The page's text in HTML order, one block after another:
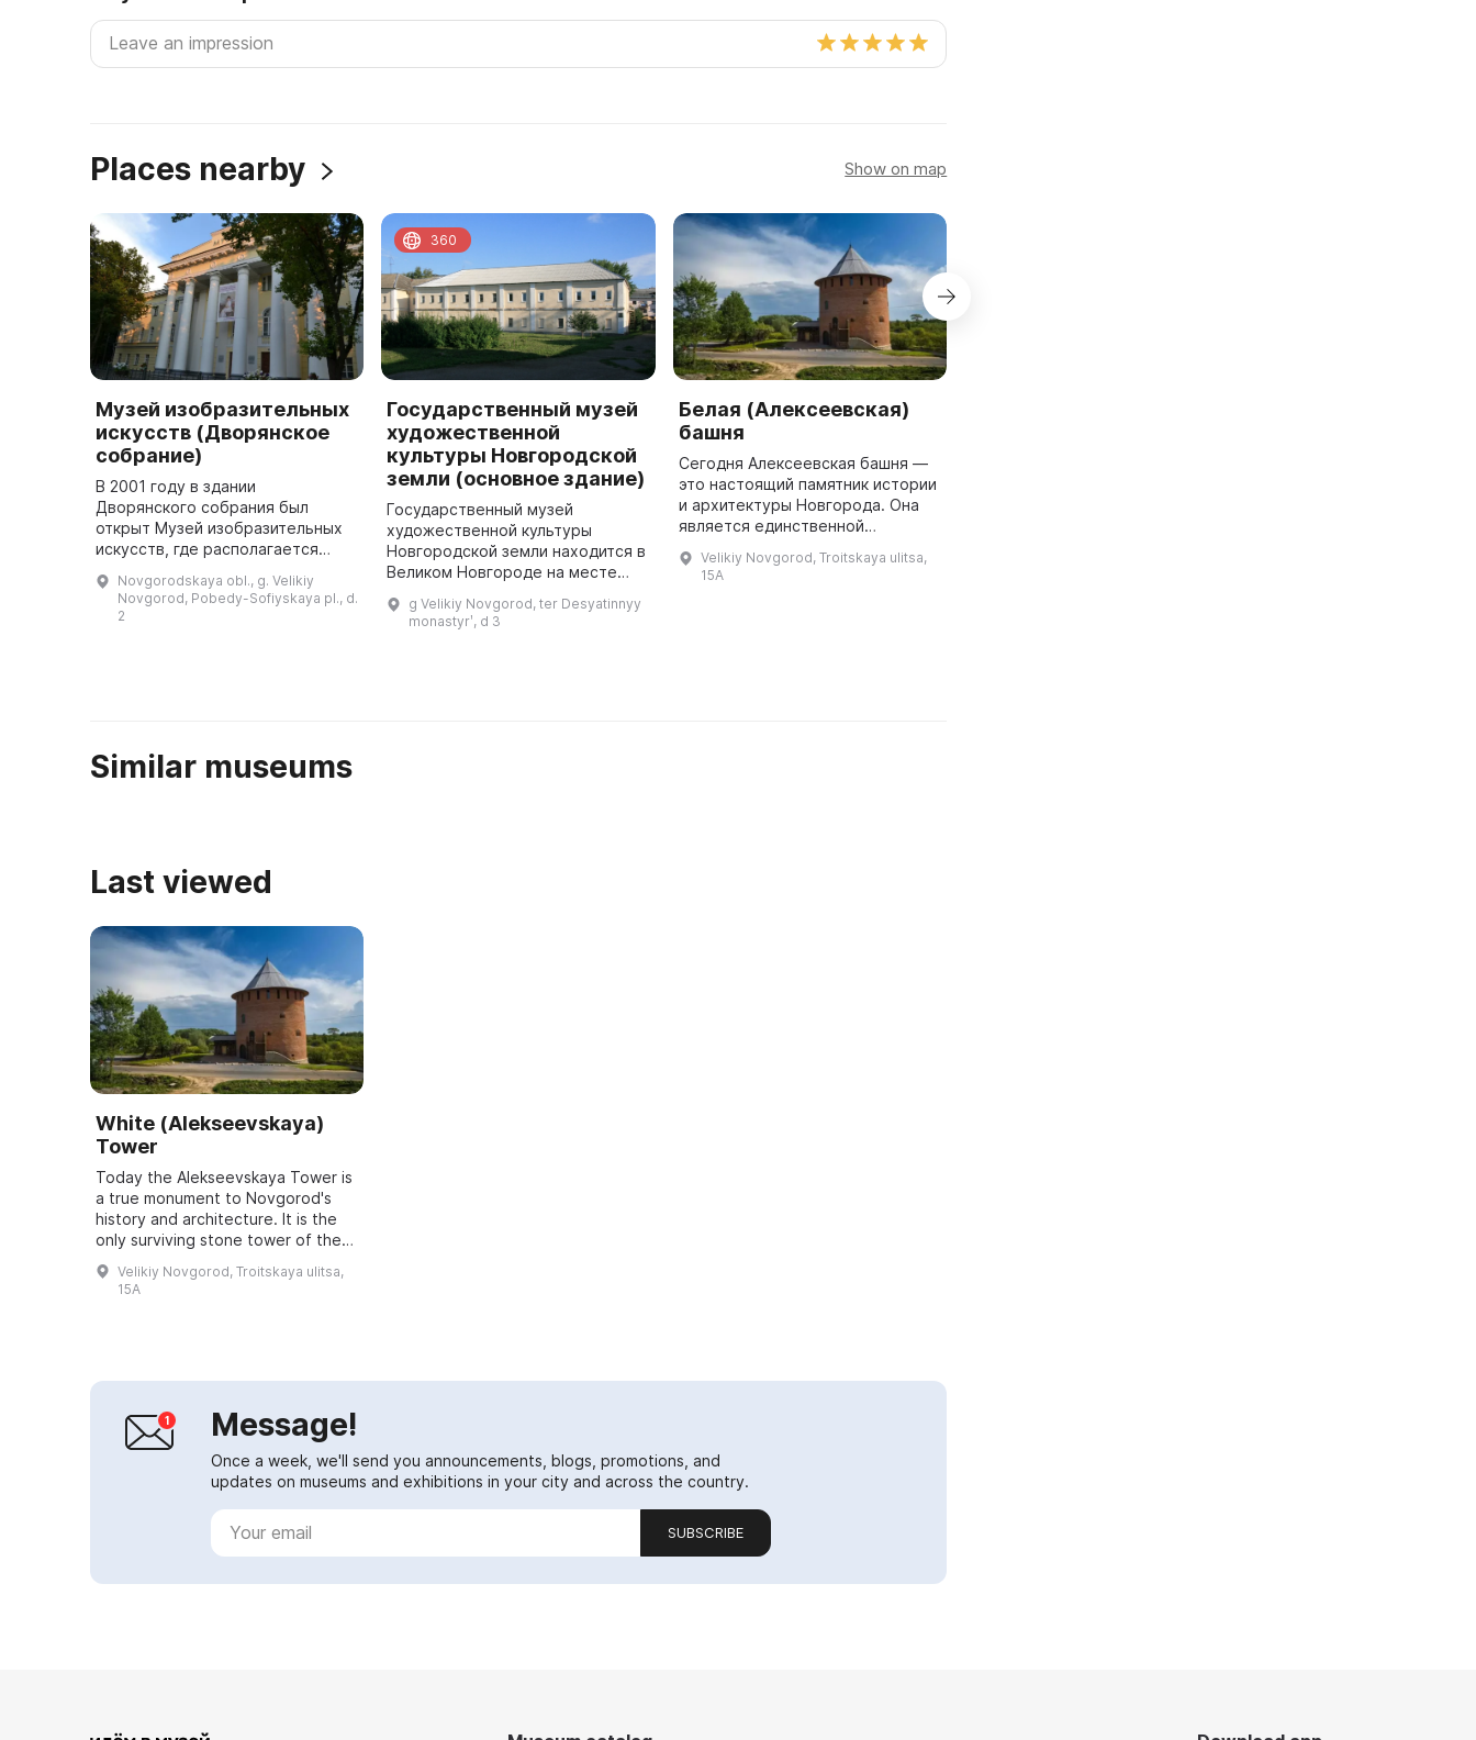
Places nearby Show on map
Музей изобразительных
искусств (Дворянское
собрание)
В 2001 году в здании
Дворянского собрания был
открыт Музей изобразительных
искусств, где располагается
XVIII−XX веков», которая
позволяет познакомиться с
Novgorodskaya obl., g. Velikiy
Novgorod, Pobedy-Sofiyskaya pl., d.
2
Государственный музей
художественной
культуры Новгородской
земли (основное здание)
Государственный музей
художественной культуры
Новгородской земли находится в
Великом Новгороде на месте
монастыря, основанного в 1327
году. Здесь работали Сергей
g Velikiy Novgorod, ter Desyatinnyy
monastyrʹ, d 3
360
Белая (Алексеевская)
башня
Сегодня Алексеевская башня —
это настоящий памятник истории
и архитектуры Новгорода. Она
является единственной
внешнего оборонительного
Velikiy Novgorod, Troitskaya ulitsa,
15A
Similar museums
Last viewed
White (Alekseevskaya)
Tower
Today the Alekseevskaya Tower is
a true monument to Novgorod's
history and architecture. It is the
only surviving stone tower of the
city's outer defensive ring, built in
1582–1584 by order of Ivan IV...
Velikiy Novgorod, Troitskaya ulitsa,
15A
Message!
Once a week, we'll send you announcements, blogs, promotions, and
updates on museums and exhibitions in your city and across the country.
SUBSCRIBE